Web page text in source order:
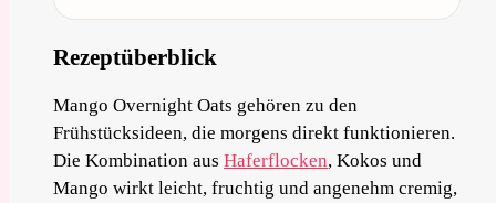
Rezeptüberblick
Mango Overnight Oats gehören zu den
Frühstücksideen, die morgens direkt funktionieren.
Die Kombination aus Haferflocken, Kokos und
Mango wirkt leicht, fruchtig und angenehm cremig,